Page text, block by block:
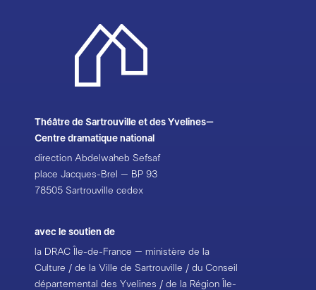
Théâtre de Sartrouville et des Yvelines–
Centre dramatique national
direction Abdelwaheb Sefsaf
place Jacques-Brel – BP 93
78505 Sartrouville cedex
avec le soutien de
la DRAC Île-de-France – ministère de la
Culture / de la Ville de Sartrouville / du Conseil
départemental des Yvelines / de la Région Île-